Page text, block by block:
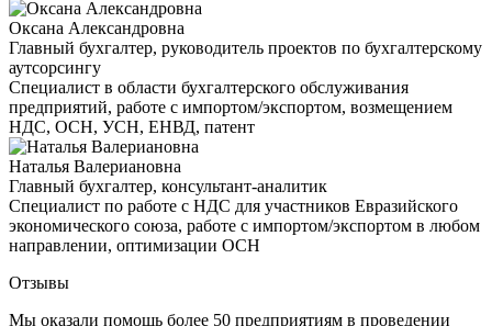
Оксана Александровна
Главный бухгалтер, руководитель проектов по бухгалтерскому
аутсорсингу
Специалист в области бухгалтерского обслуживания
предприятий, работе с импортом/экспортом, возмещением
НДС, ОСН, УСН, ЕНВД, патент
Наталья Валериановна
Главный бухгалтер, консультант-аналитик
Специалист по работе с НДС для участников Евразийского
экономического союза, работе с импортом/экспортом в любом
направлении, оптимизации ОСН
Отзывы
Мы оказали помощь более 50 предприятиям в проведении